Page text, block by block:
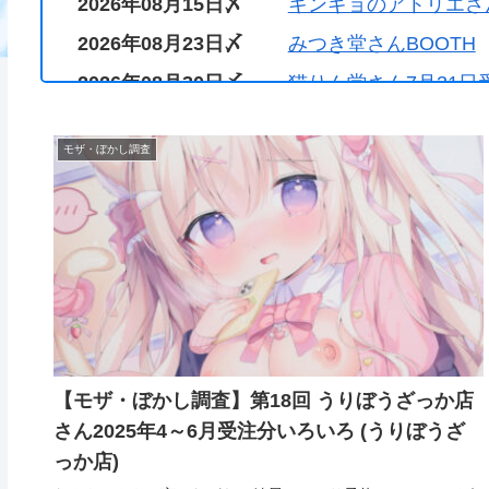
2026年08月23日〆
みつき堂さんBOOTH
2026年08月30日〆
猫りん堂さん7月31日
2026年09月06日〆
魔太郎さんBOOTH
2026年09月30日〆
『GOT PREMIUM
モザ・ぼかし調査
【モザ・ぼかし調査】第18回 うりぼうざっか店
さん2025年4～6月受注分いろいろ (うりぼうざ
っか店)